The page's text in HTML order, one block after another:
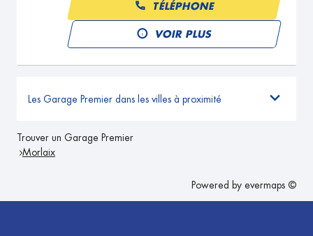
TÉLÉPHONE
VOIR PLUS
Les Garage Premier dans les villes à proximité
Trouver un Garage Premier
Morlaix
Powered by evermaps ©